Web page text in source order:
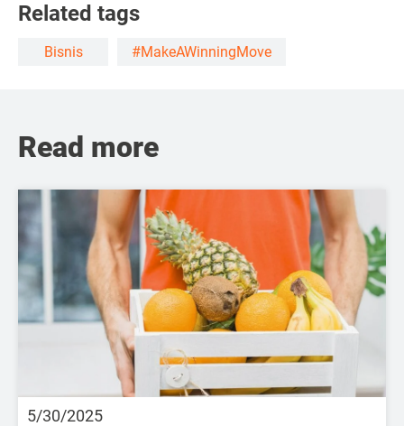
Related tags
Bisnis #MakeAWinningMove
Read more
5/30/2025